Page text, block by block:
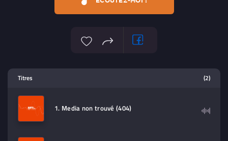
Titres (2)
1. Media non trouvé (404)